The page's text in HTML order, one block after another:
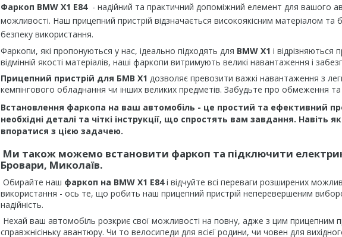
Фаркоп BMW X1 E84 - надійний та практичний допоміжний елемент для вашого
можливості. Наш прицепний пристрій відзначається високоякісним матеріалом та
безпеку використання.
Фаркопи, які пропонуються у нас, ідеально підходять для BMW X1 і
відмінній якості матеріалів, наші фаркопи витримують великі навантаження і
Прицепний пристрій для БМВ Х1 дозволяє превозити важкі навантаження з
кемпінгового обладнання чи інших великих предметів. Забудьте про обмеження
Встановлення фаркопа на ваш автомобіль - це простий та ефективний
необхідні деталі та чіткі інструкції, що спростять вам завдання.
впоратися з цією задачею.
Ми також можемо встановити фаркоп та підключити
Бровари, Миколаїв.
Обирайте наш фаркоп на BMW X1 E84і відчуйте всі переваги розширених
використання - ось те, що робить наш прицепний пристрій неперевершеним
надійність.
Нехай ваш автомобіль розкриє свої можливості на повну, адже з цим прицепним
справжнісіньку авантюру. Чи то велосипеди для всієї родини, чи човен для